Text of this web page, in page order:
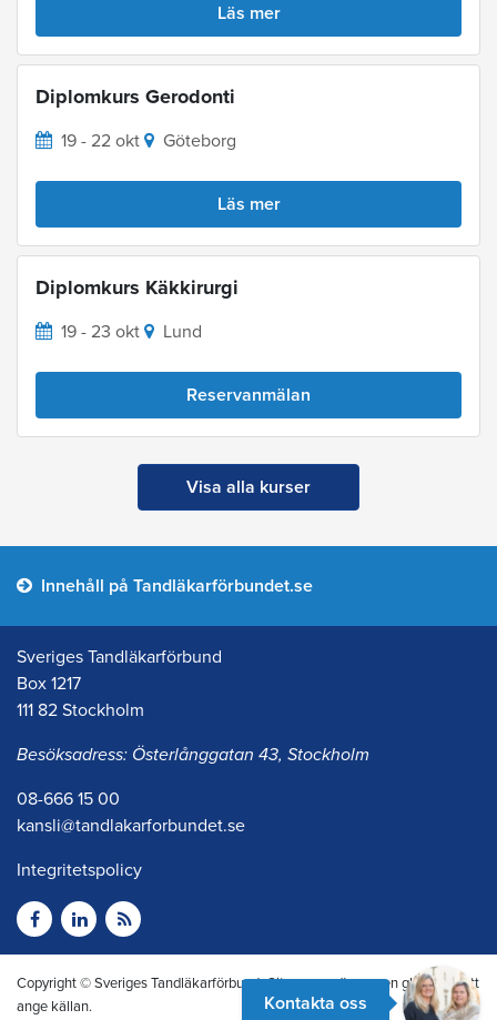
Läs mer
Diplomkurs Gerodonti
19 - 22 okt Göteborg
Läs mer
Diplomkurs Käkkirurgi
19 - 23 okt Lund
Reservanmälan
Visa alla kurser
Kontakta oss
Innehåll på Tandläkarförbundet.se
Sveriges Tandläkarförbund
Box 1217
111 82 Stockholm
Besöksadress: Österlånggatan 43, Stockholm
08-666 15 00
kansli@tandlakarforbundet.se
Integritetspolicy
Copyright © Sveriges Tandläkarförbund. Citera oss gärna men glöm inte att
ange källan.